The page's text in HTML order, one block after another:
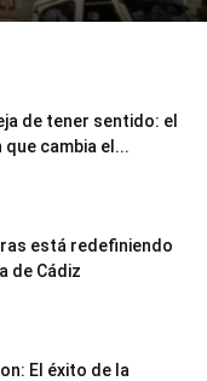
de tener sentido: el
cambia el...
está redefiniendo
de Cádiz
El éxito de la